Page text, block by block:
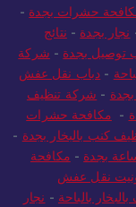
- شركة شحن من
حشرات بجدة
نجار بجدة-نتائج
توصيل بجدة-
شركة
- دباب نقل عفش
-شركة تنظيف
- مكافحة حشرات
كنب بالبخار بجدة
بجدة-مكافحة
نقل عفش